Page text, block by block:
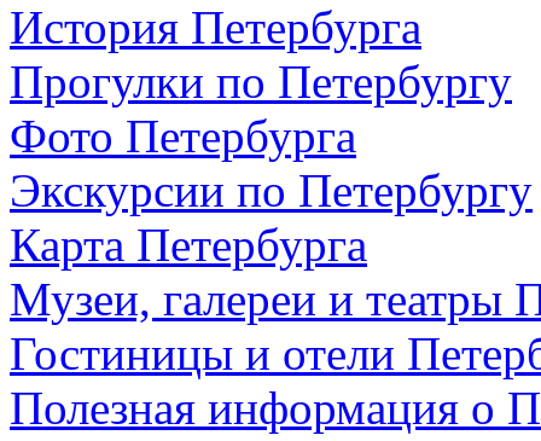
История Петербурга
Прогулки по Петербургу
Фото Петербурга
Экскурсии по Петербургу
Карта Петербурга
Музеи, галереи и театры
Гостиницы и отели
Полезная информация о